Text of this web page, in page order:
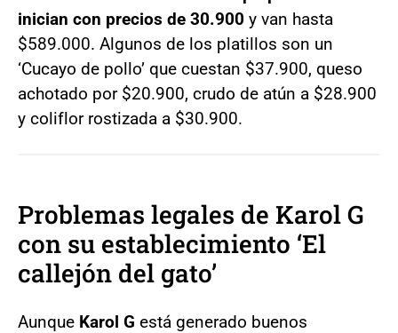
inician con precios de 30.900 y van hasta
$589.000. Algunos de los platillos son un
‘Cucayo de pollo’ que cuestan $37.900, queso
achotado por $20.900, crudo de atún a $28.900
y coliflor rostizada a $30.900.
Problemas legales de Karol G
con su establecimiento ‘El
callejón del gato’
Aunque Karol G está generado buenos